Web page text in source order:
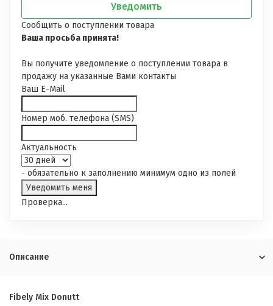
Уведомить
Сообщить о поступлении товара
Ваша просьба принята!
Вы получите уведомление о поступлении товара в
продажу на указанные Вами контакты
Ваш E-Mail
Номер моб. телефона (SMS)
Актуальность
- обязательно к заполнению минимум одно из полей
Проверка...
Описание
Fibely Mix Donutt